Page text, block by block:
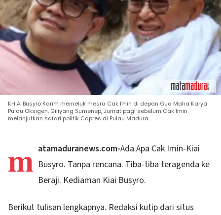
KH A. Busyro Karim memeluk mesra Cak Imin di depan Gua Maha Karya
Pulau Oksigen, Giliyang Sumenep, Jumat pagi sebelum Cak Imin
melanjutkan safari politik Capres di Pulau Madura.
m atamaduranews.com-Ada Apa Cak Imin-Kiai
Busyro. Tanpa rencana. Tiba-tiba teragenda ke
Beraji. Kediaman Kiai Busyro.
Berikut tulisan lengkapnya. Redaksi kutip dari situs